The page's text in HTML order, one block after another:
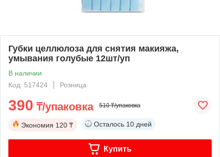
Губки целлюлоза для снятия макияжа,
умывания голубые 12шт/уп
В наличии
Код: 517424
Розница
390 ₸/упаковка 510 ₸/упаковка
Экономия 120 ₸ Осталось 10 дней
Купить